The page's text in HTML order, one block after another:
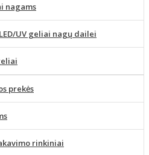
nagams
UV geliai nagų dailei
prekės
rinkiniai